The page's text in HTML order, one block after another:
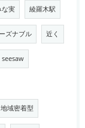
な実 綾羅木駅
ズナブル 近く
seesaw
地域密着型